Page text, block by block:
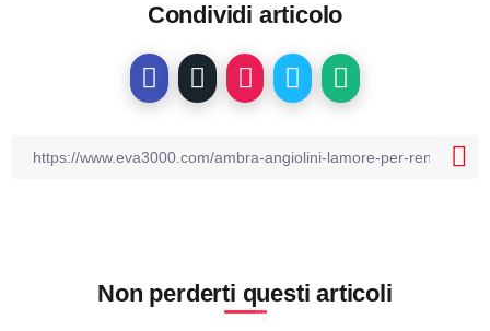
Condividi articolo
Non perderti questi articoli